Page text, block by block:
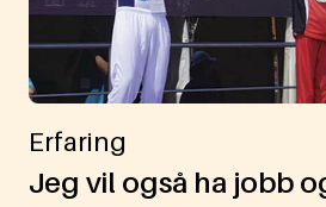
Erfaring
Jeg vil også ha jobb